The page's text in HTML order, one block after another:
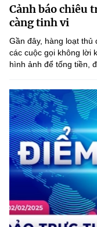
Sở Khoa học và
Chuyển đổi số
Bưu chính, Viễn
Tiêu chuẩn, đo
Năng lượng
Tin tổng hợp
Tin địa phương
Văn bản QPPL
Văn bản chỉ đạo
Lấy ý kiến người
MST IOFFICE
THỐNG KÊ
Khoa học và
Đổi mới sáng tạo
Chuyển đổi số
Bưu chính, Viễn
Sở hữu trí tuệ
Tiêu chuẩn, đo
Multimedia
THƯ ĐIỆN TỬ
Khác
Videos
Infographic
Voice
Cảnh báo chiêu
càng tinh vi
Gần đây, hàng loạt
các cuộc gọi không lời
hình ảnh để tống tiền,